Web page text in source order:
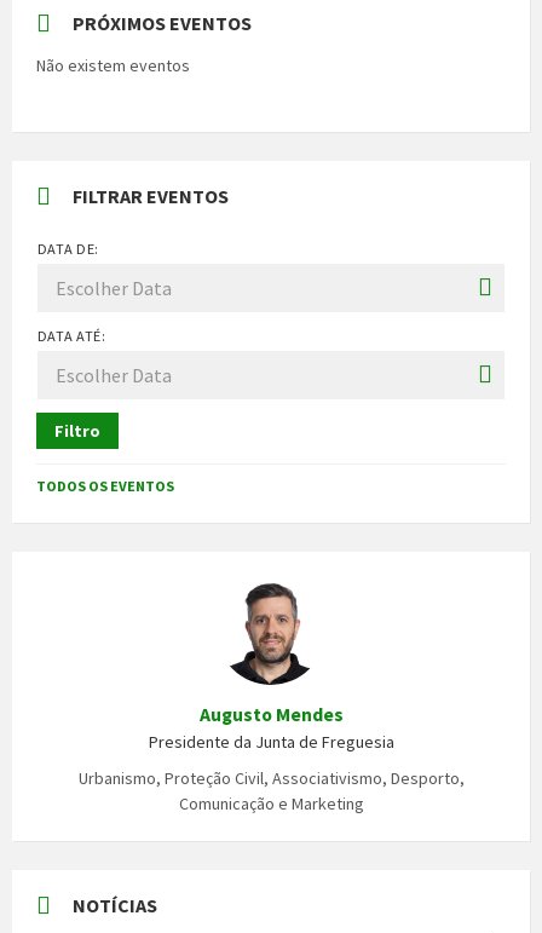
PRÓXIMOS EVENTOS
Não existem eventos
FILTRAR EVENTOS
DATA DE:
DATA ATÉ:
Filtro
TODOS OS EVENTOS
Augusto Mendes
Presidente da Junta de Freguesia
Urbanismo, Proteção Civil, Associativismo, Desporto,
Comunicação e Marketing
NOTÍCIAS